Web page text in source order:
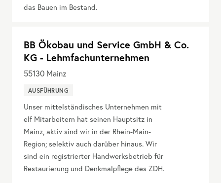
das Bauen im Bestand.
BB Ökobau und Service GmbH & Co.
KG - Lehmfachunternehmen
55130 Mainz
AUSFÜHRUNG
Unser mittelständisches Unternehmen mit
elf Mitarbeitern hat seinen Hauptsitz in
Mainz, aktiv sind wir in der Rhein-Main-
Region; selektiv auch darüber hinaus. Wir
sind ein registrierter Handwerksbetrieb für
Restaurierung und Denkmalpflege des ZDH.